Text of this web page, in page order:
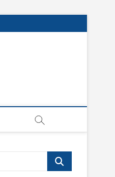
Поиск…